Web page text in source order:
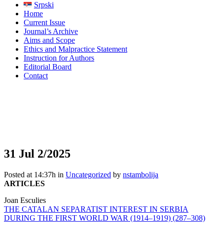
Srpski
Home
Current Issue
Journal’s Archive
Aims and Scope
Ethics and Malpractice Statement
Instruction for Authors
Editorial Board
Contact
31 Jul 2/2025
Posted at 14:37h in Uncategorized by nstambolija
ARTICLES
Joan Esculies
THE CATALAN SEPARATIST INTEREST IN SERBIA
DURING THE FIRST WORLD WAR (1914‒1919) (287–308)